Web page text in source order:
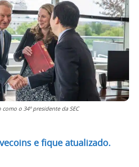
o 34º presidente da SEC
e fique atualizado.